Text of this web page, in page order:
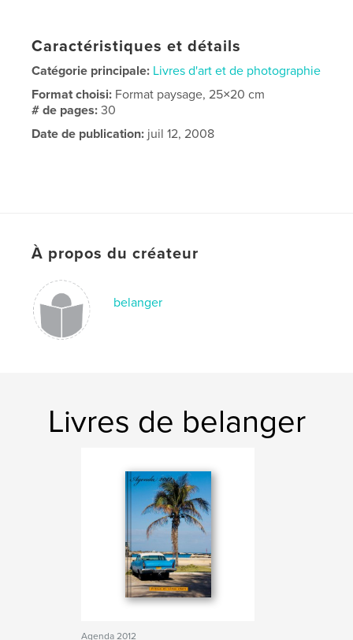
Caractéristiques et détails
Catégorie principale: Livres d'art et de photographie
Format choisi: Format paysage, 25×20 cm
# de pages:30
Date de publication: juil 12, 2008
À propos du créateur
belanger
Livres de belanger
Agenda 2012